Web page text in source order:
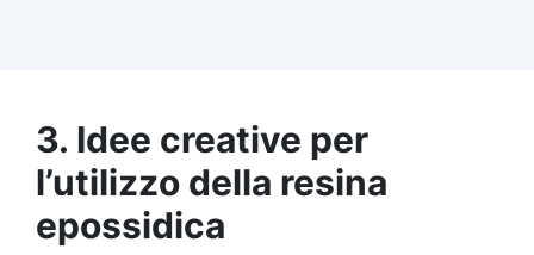
3. Idee creative per
l’utilizzo della resina
epossidica